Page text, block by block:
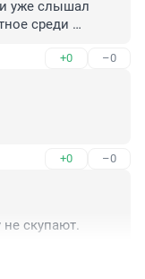
уже слышал
среди
Вопрос:
или Магадан с
+0 –0
+0 –0
скупают.